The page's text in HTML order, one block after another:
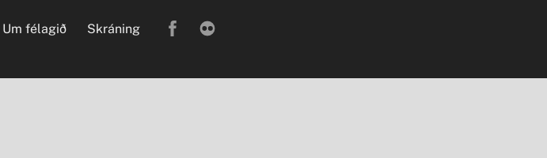
Facebook
Um félagið Skráning